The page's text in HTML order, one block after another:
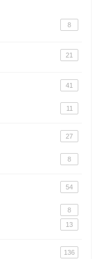
8
21
41
11
27
8
54
8
13
136